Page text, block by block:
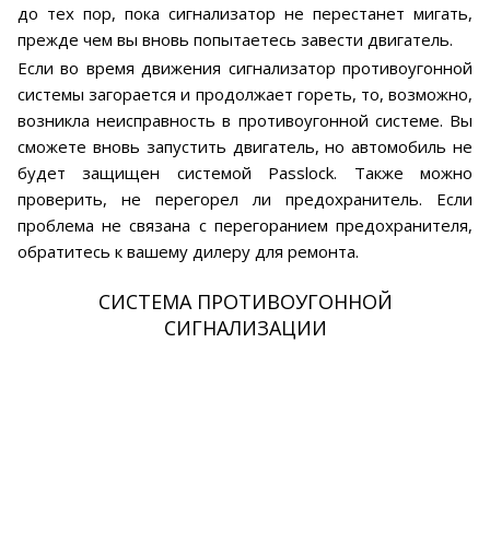
до тех пор, пока сигнализатор не перестанет мигать,
прежде чем вы вновь попытаетесь завести двигатель.
Если во время движения сигнализатор противоугонной
системы загорается и продолжает гореть, то, возможно,
возникла неисправность в противоугонной системе. Вы
сможете вновь запустить двигатель, но автомобиль не
будет защищен системой Passlock. Также можно
проверить, не перегорел ли предохранитель. Если
проблема не связана с перегоранием предохранителя,
обратитесь к вашему дилеру для ремонта.
СИСТЕМА ПРОТИВОУГОННОЙ
СИГНАЛИЗАЦИИ